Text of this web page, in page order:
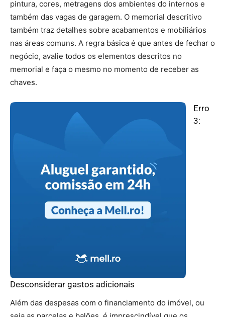
pintura, cores, metragens dos ambientes do internos e
também das vagas de garagem. O memorial descritivo
também traz detalhes sobre acabamentos e mobiliários
nas áreas comuns. A regra básica é que antes de fechar o
negócio, avalie todos os elementos descritos no
memorial e faça o mesmo no momento de receber as
chaves.
Erro
3:
Desconsiderar gastos adicionais
Além das despesas com o financiamento do imóvel, ou